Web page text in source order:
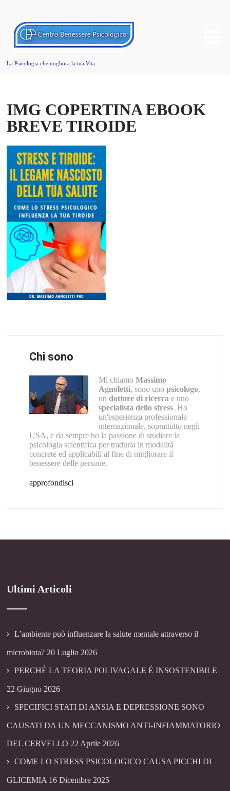
La Psicologia che migliora la tua Vita
IMG COPERTINA EBOOK
BREVE TIROIDE
Chi sono
Mi chiamo Massimo
Agnoletti, sono uno psicologo,
un dottore di ricerca e uno
specialista dello stress. Ho
un'esperienza professionale
internazionale, soprattutto negli
USA, e da sempre ho la passione di studiare la
psicologia scientifica per tradurla in modalità
concrete ed applicabili al fine di migliorare il
benessere delle persone.
approfondisci
Ultimi Articoli
L’ambiente può influenzare la salute mentale attraverso il
microbiota? 20 Luglio 2026
PERCHÉ LA TEORIA POLIVAGALE É INSOSTENIBILE
22 Giugno 2026
SPECIFICI STATI DI ANSIA E DEPRESSIONE SONO
CAUSATI DA UN MECCANISMO ANTI-INFIAMMATORIO
DEL CERVELLO 22 Aprile 2026
COME LO STRESS PSICOLOGICO CAUSA PICCHI DI
GLICEMIA 16 Dicembre 2025